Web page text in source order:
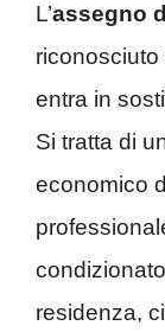
L’assegno
riconosciuto
entra in
Si tratta di
economico
residenza,